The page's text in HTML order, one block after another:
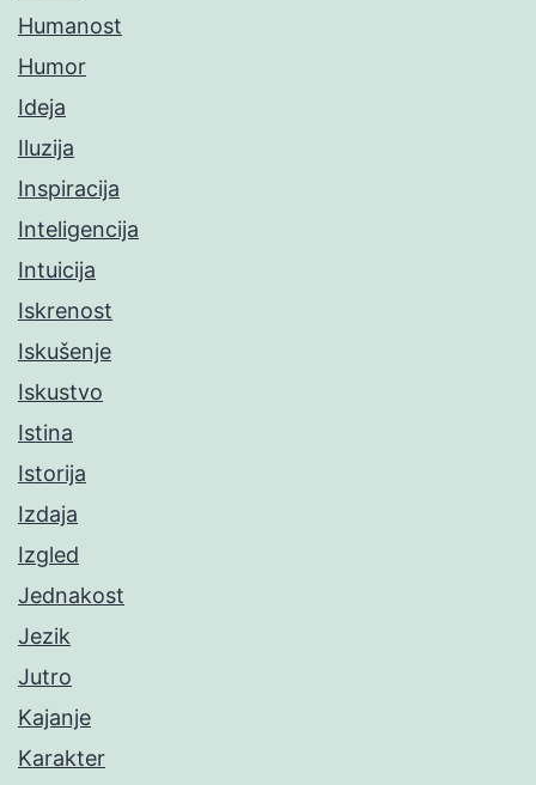
Humanost
Humor
Ideja
Iluzija
Inspiracija
Inteligencija
Intuicija
Iskrenost
Iskušenje
Iskustvo
Istina
Istorija
Izdaja
Izgled
Jednakost
Jezik
Jutro
Kajanje
Karakter